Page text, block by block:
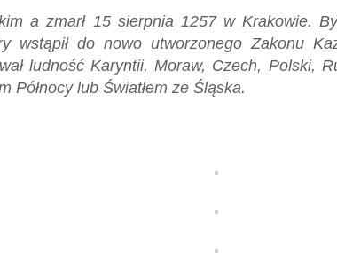
a zmarł 15 sierpnia 1257 w Krakowie.
wstąpił do nowo utworzonego Zakonu
ludność Karyntii, Moraw, Czech, Polski,
Północy lub Światłem ze Śląska.